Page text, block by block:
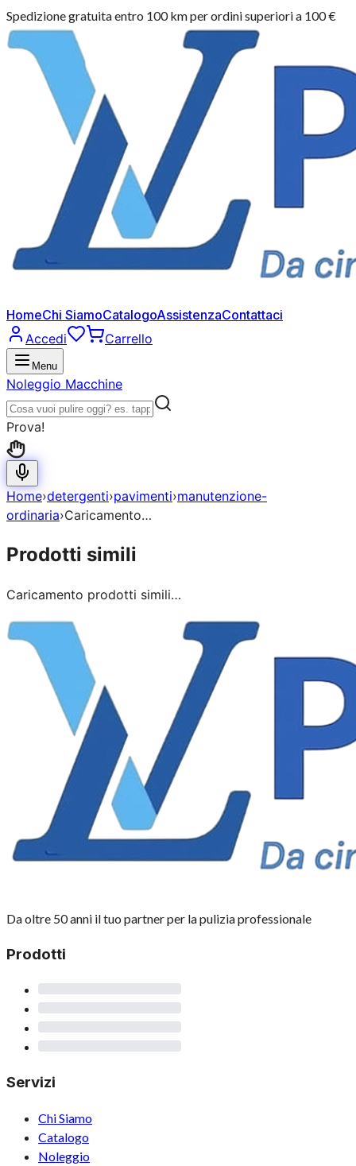
Spedizione gratuita entro 100 km per ordini superiori a 100 €
HomeChi SiamoCatalogoAssistenzaContattaci
Accedi
Carrello
Menu
Noleggio Macchine
Prova!
Home›detergenti›pavimenti›manutenzione-
ordinaria›Caricamento…
Prodotti simili
Caricamento prodotti simili…
Da oltre 50 anni il tuo partner per la pulizia professionale
Prodotti
Servizi
Chi Siamo
Catalogo
Noleggio